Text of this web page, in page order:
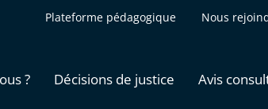
Plateforme pédagogique Nous
? Décisions de justice Avis